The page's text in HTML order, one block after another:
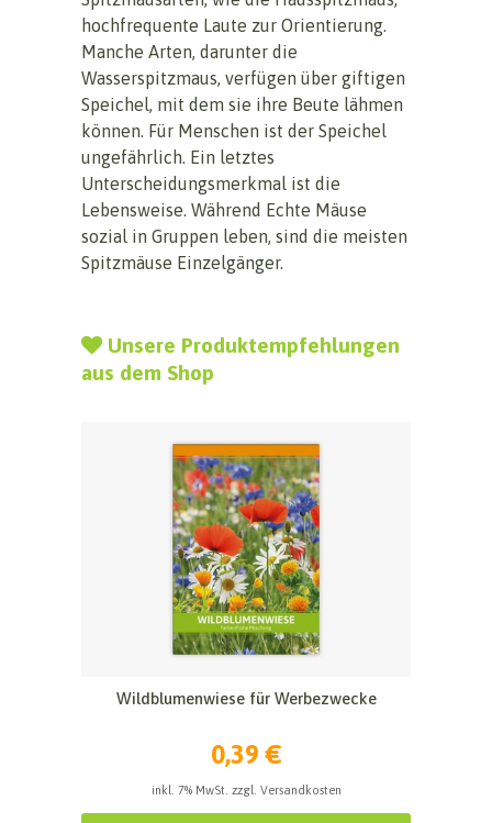
hochfrequente Laute zur Orientierung.
Manche Arten, darunter die
Wasserspitzmaus, verfügen über giftigen
Speichel, mit dem sie ihre Beute lähmen
können. Für Menschen ist der Speichel
ungefährlich. Ein letztes
Unterscheidungsmerkmal ist die
Lebensweise. Während Echte Mäuse
sozial in Gruppen leben, sind die meisten
Spitzmäuse Einzelgänger.
Unsere Produktempfehlungen
aus dem Shop
Wildblumenwiese für Werbezwecke
0,39 €
inkl. 7% MwSt. zzgl. Versandkosten